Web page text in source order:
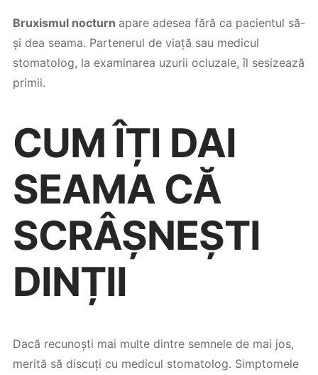
Bruxismul nocturn apare adesea fără ca pacientul să-
și dea seama. Partenerul de viață sau medicul
stomatolog, la examinarea uzurii ocluzale, îl sesizează
primii.
CUM ÎȚI DAI
SEAMA CĂ
SCRÂȘNEȘTI
DINȚII
Dacă recunoști mai multe dintre semnele de mai jos,
merită să discuți cu medicul stomatolog. Simptomele